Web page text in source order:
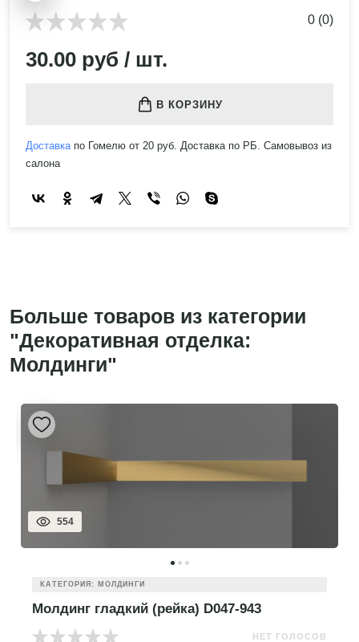
0 (0)
30.00 руб / шт.
В КОРЗИНУ
Доставкапо Гомелю от 20 руб. Доставка по РБ. Самовывоз из
салона
Больше товаров из категории
"Декоративная отделка:
Молдинги"
554
КАТЕГОРИЯ: МОЛДИНГИ
Молдинг гладкий (рейка) D047-943
НЕТ ГОЛОСОВ